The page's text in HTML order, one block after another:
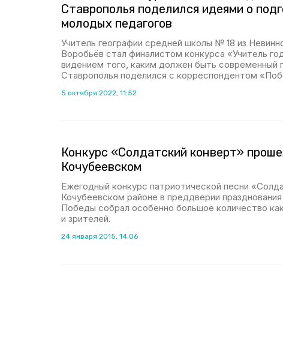
Ставрополья поделился идеями о
молодых педагогов
Учитель географии средней школы № 18 из
Воробьёв стал финалистом конкурса «Учитель
видением того, каким должен быть современный
Ставрополья поделился с корреспондентом
5 октября 2022, 11:52
Конкурс «Солдатский конверт»
Кочубеевском
Ежегодный конкурс патриотической песни
Кочубеевском районе в преддверии
Победы собрал особенно большое количество
и зрителей.
24 января 2015, 14:06